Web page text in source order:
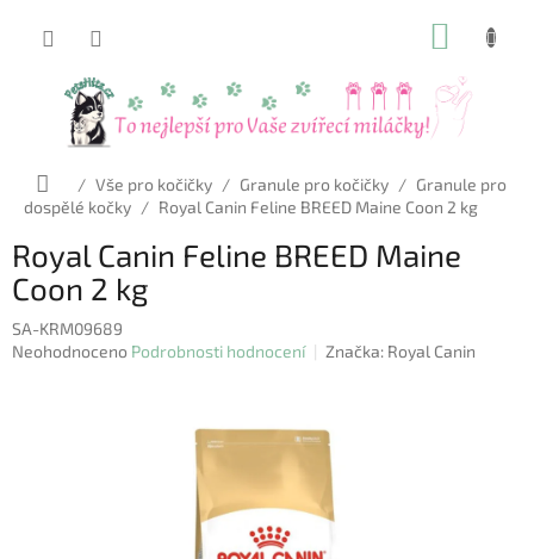
Domů
/ Vše pro kočičky / Granule pro kočičky / Granule pro
dospělé kočky / Royal Canin Feline BREED Maine Coon 2 kg
Royal Canin Feline BREED Maine
Coon 2 kg
SA-KRM09689
Průměrné
Neohodnoceno Podrobnosti hodnocení Značka: Royal Canin